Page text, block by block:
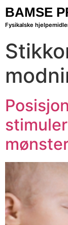
BAMSE
Fysikalske